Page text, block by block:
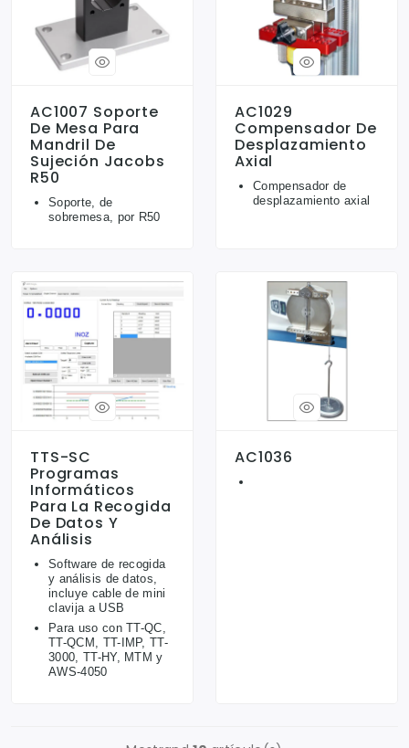
AC1007 Soporte
De Mesa Para
Mandril De
Sujeción Jacobs
R50
Soporte, de
sobremesa, por R50
AC1029
Compensador De
Desplazamiento
Axial
Compensador de
desplazamiento axial
TTS-SC
Programas
Informáticos
Para La Recogida
De Datos Y
Análisis
Software de recogida
y análisis de datos,
incluye cable de mini
clavija a USB
Para uso con TT-QC,
TT-QCM, TT-IMP, TT-
3000, TT-HY, MTM y
AWS-4050
AC1036